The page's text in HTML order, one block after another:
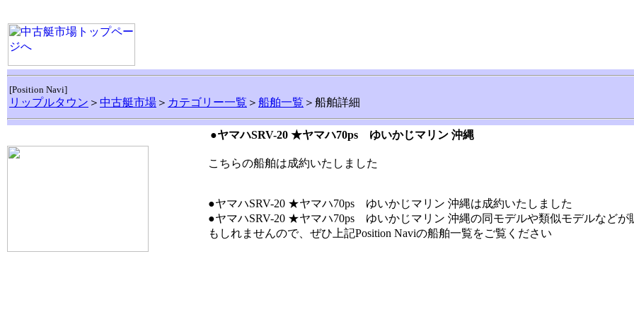
[Position Navi]
リップルタウン ＞ 中古艇市場 ＞ カテゴリー一覧 ＞ 船舶一覧 ＞船舶詳細
●ヤマハSRV-20 ★ヤマハ70ps ゆいかじマリン 沖縄
こちらの船舶は成約いたしました
●ヤマハSRV-20 ★ヤマハ70ps ゆいかじマリン 沖縄は成約いたしました
●ヤマハSRV-20 ★ヤマハ70ps ゆいかじマリン 沖縄の同モデルや類似モデルなどが
もしれませんので、ぜひ上記Position Naviの船舶一覧をご覧ください